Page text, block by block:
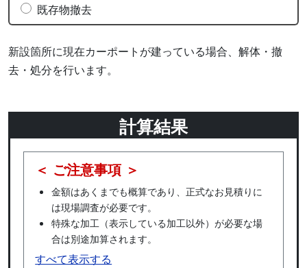
新設箇所に現在カーポートが建っている場合、解体・撤
去・処分を行います。
既存物撤去
計算結果
＜ ご注意事項 ＞
金額はあくまでも概算であり、正式なお見積りに
は現場調査が必要です。
特殊な加工（表示している加工以外）が必要な場
合は別途加算されます。
すべて表示する